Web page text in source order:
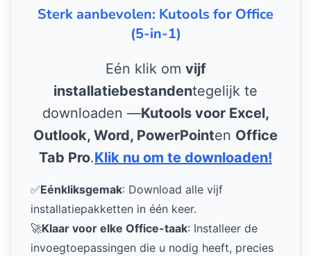
Sterk aanbevolen: Kutools for Office
(5-in-1)
Eén klik om vijf
installatiebestandentegelijk te
downloaden —Kutools voor Excel,
Outlook, Word, PowerPointen Office
Tab Pro.Klik nu om te downloaden!
✅Eénkliksgemak: Download alle vijf
installatiepakketten in één keer.
🚀Klaar voor elke Office-taak: Installeer de
invoegtoepassingen die u nodig heeft, precies